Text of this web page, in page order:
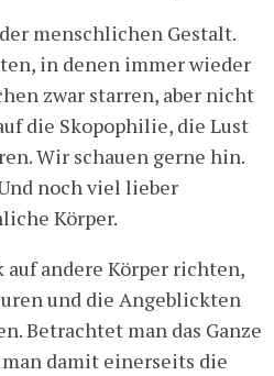
menschlichen Gestalt.
in denen immer wieder
zwar starren, aber nicht
die Skopophilie, die Lust
Wir schauen gerne hin.
noch viel lieber
Körper.
andere Körper richten,
und die Angeblickten
Betrachtet man das Ganze
damit einerseits die